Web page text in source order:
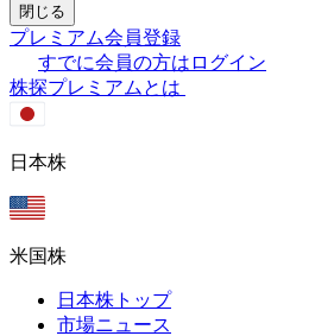
閉じる
プレミアム会員登録
すでに会員の方はログイン
株探プレミアムとは
日本株
米国株
日本株トップ
市場ニュース